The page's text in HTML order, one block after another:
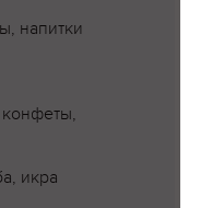
напитки
икра